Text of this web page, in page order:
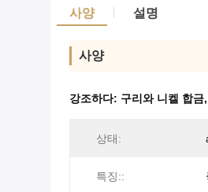
사양 설명
사양
강조하다: 구리와 니켈 합금,
상태:
특징::